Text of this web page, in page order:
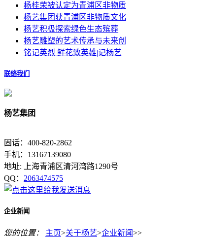
杨桂荣被认定为青浦区非物质
杨艺集团获青浦区非物质文化
杨艺积极探索绿色生态殡葬
杨艺雕塑的艺术传承与未来创
铭记英烈 鲜花致英雄|记杨艺
联络我们
杨艺集团
固话：400-820-2862
手机：13167139080
地址: 上海青浦区清河湾路1290号
QQ： 2063474575
企业新闻
您的位置： 主页>关于杨艺>企业新闻>>